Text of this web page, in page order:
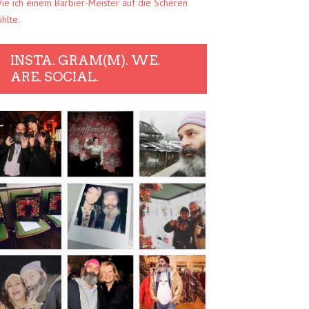
ich einem Barbier-Meister auf die Scheren
INSTA. GRAM(M). WE.
ARE. SOCIAL.